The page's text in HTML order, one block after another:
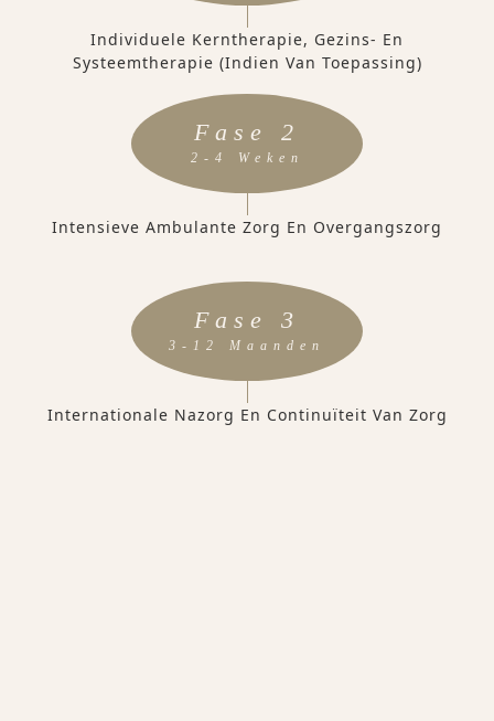
Individuele Kerntherapie, Gezins- En
Systeemtherapie (indien Van Toepassing)
Fase 2
2-4 Weken
Intensieve Ambulante Zorg En Overgangszorg
Fase 3
3-12 Maanden
Internationale Nazorg En Continuïteit Van Zorg